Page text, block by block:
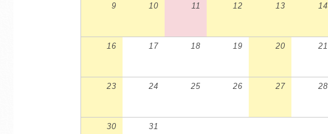
9 10 11 12 13 14
16 17 18 19 20 21
23 24 25 26 27 28
30 31